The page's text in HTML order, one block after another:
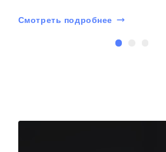
Смотреть подробнее